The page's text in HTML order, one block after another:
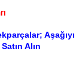
Aşağıyı
Alın